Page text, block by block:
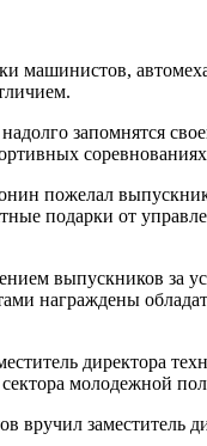
машинистов,
запомнятся
пожелал
подарки от
выпускников за
награждены
директора
молодежной
вручил